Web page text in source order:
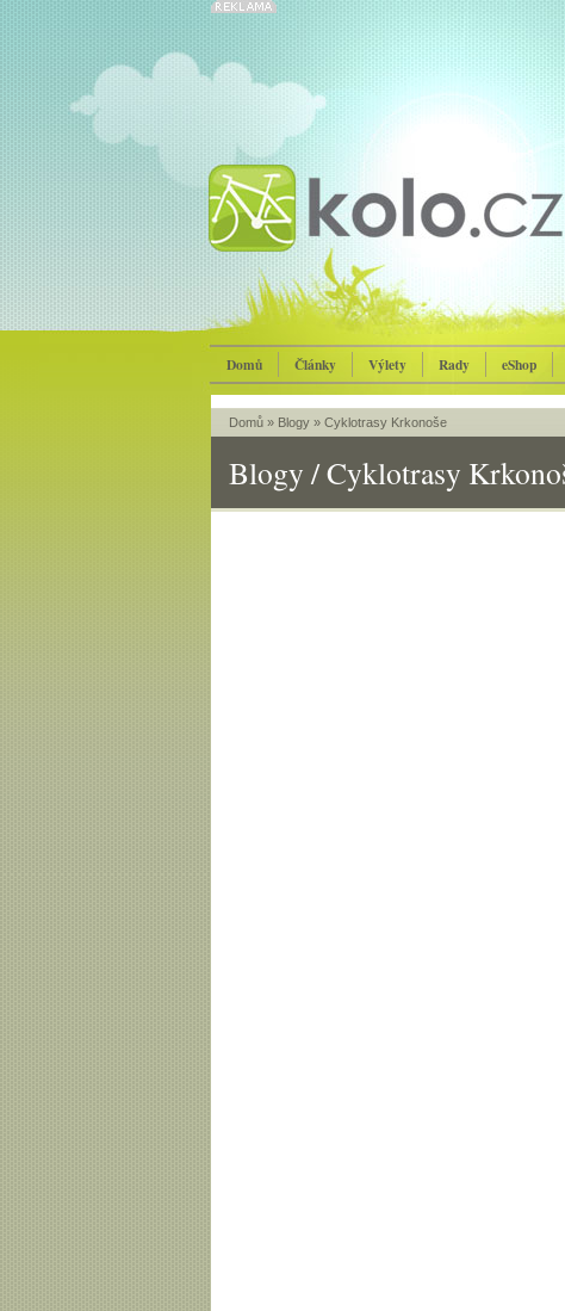
Domů Články Výlety Rady eShop
Domů » Blogy » Cyklotrasy Krkonoše
Blogy / Cyklotrasy